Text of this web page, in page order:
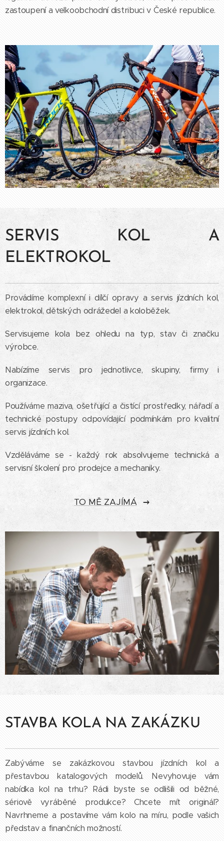
zastoupení a velkoobchodní distribuci v České republice.
SERVIS KOL A
ELEKTROKOL
Provádíme komplexní i dílčí opravy a servis jízdních kol,
elektrokol, dětských odrážedel a koloběžek.
Servisujeme kola bez ohledu na typ, stav či značku
výrobce.
Nabízíme servis pro jednotlivce, skupiny, firmy i
organizace.
Používáme maziva, ošetřující a čistící prostředky, nářadí a
technické postupy odpovídající podmínkám pro kvalitní
servis jízdních kol.
Vzděláváme se - každý rok absolvujeme technická a
servisní školení pro prodejce a mechaniky.
TO MĚ ZAJÍMÁ
STAVBA KOLA NA ZAKÁZKU
Zabýváme se zakázkovou stavbou jízdních kol a
přestavbou katalogových modelů. Nevyhovuje vám
nabídka kol na trhu? Rádi byste se odlišili od běžné,
sériově vyráběné produkce? Chcete mít originál?
Navrhneme a postavíme vám kolo na míru, podle vašich
představ a finančních možností.